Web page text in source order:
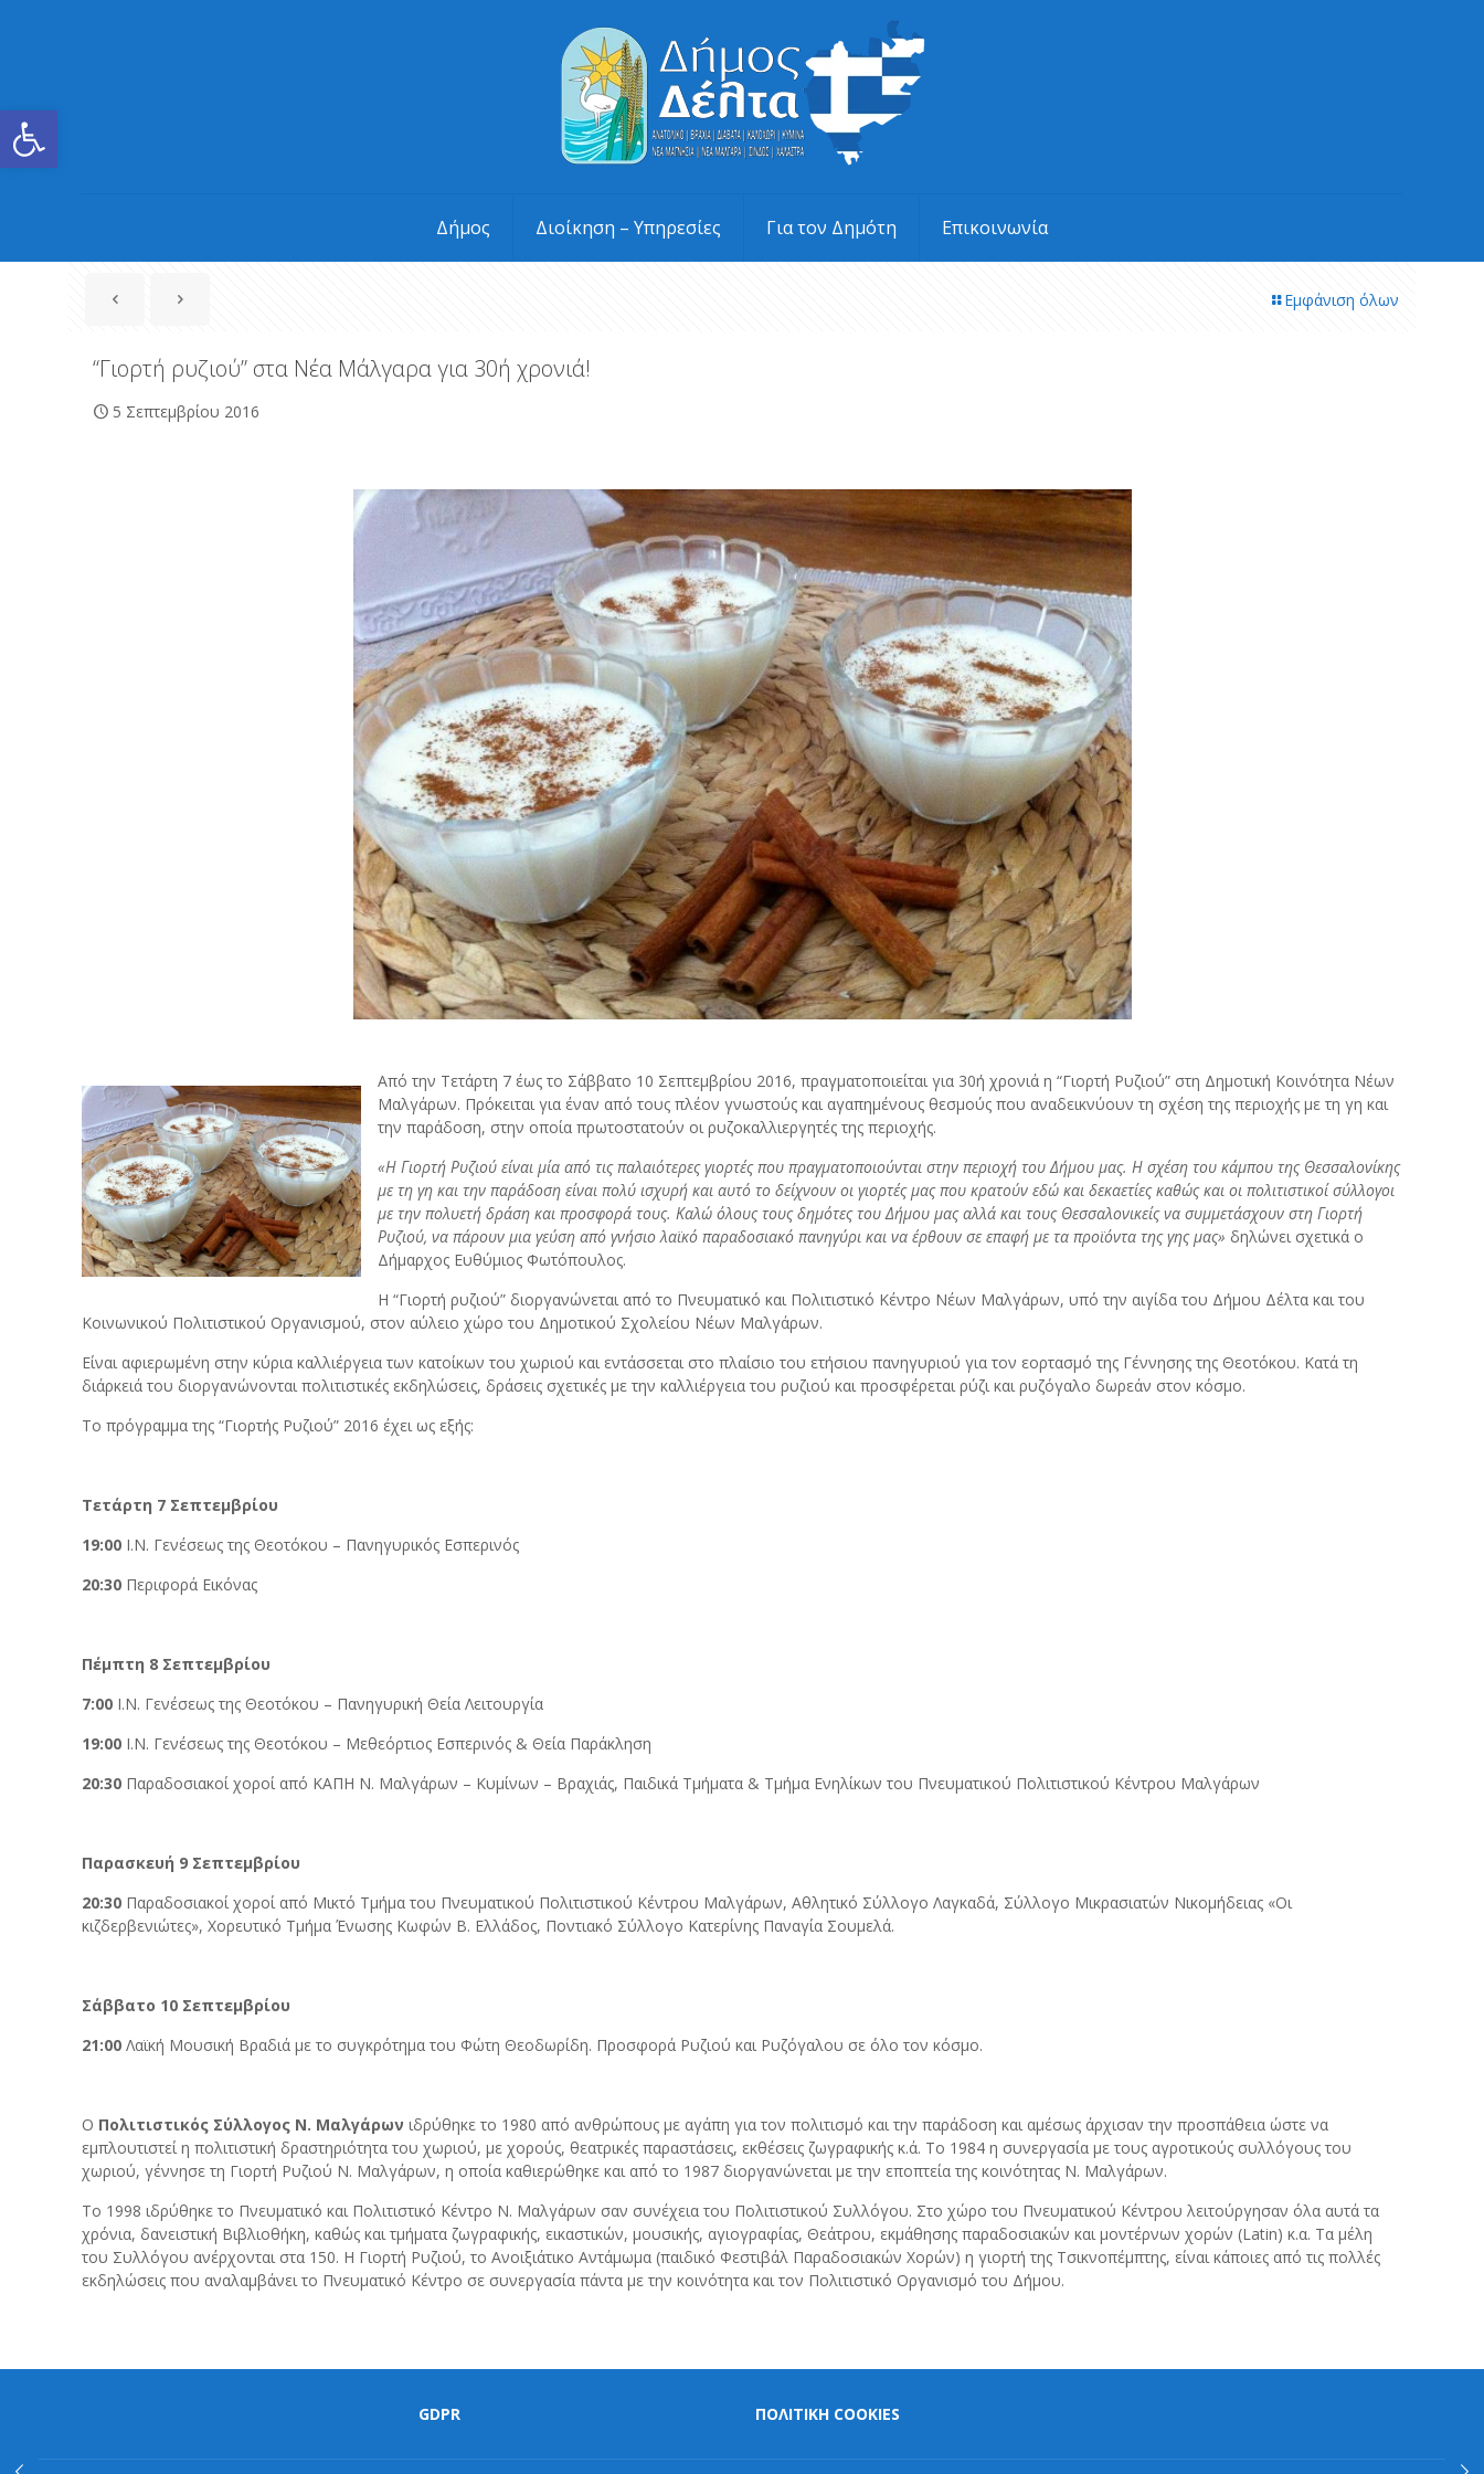
Ανοίξτε τη γραμμή εργαλείων
Δήμος Διοίκηση – Υπηρεσίες Για τον Δημότη Επικοινωνία
Εμφάνιση όλων
“Γιορτή ρυζιού” στα Νέα Μάλγαρα για 30ή χρονιά!
5 Σεπτεμβρίου 2016
Από την Τετάρτη 7 έως το Σάββατο 10 Σεπτεμβρίου 2016, πραγματοποιείται για 30ή χρονιά η “Γιορτή Ρυζιού” στη Δημοτική Κοινότητα Νέων
Μαλγάρων. Πρόκειται για έναν από τους πλέον γνωστούς και αγαπημένους θεσμούς που αναδεικνύουν τη σχέση της περιοχής με τη γη και
την παράδοση, στην οποία πρωτοστατούν οι ρυζοκαλλιεργητές της περιοχής.
«Η Γιορτή Ρυζιού είναι μία από τις παλαιότερες γιορτές που πραγματοποιούνται στην περιοχή του Δήμου μας. Η σχέση του κάμπου της Θεσσαλονίκης
με τη γη και την παράδοση είναι πολύ ισχυρή και αυτό το δείχνουν οι γιορτές μας που κρατούν εδώ και δεκαετίες καθώς και οι πολιτιστικοί σύλλογοι
με την πολυετή δράση και προσφορά τους. Καλώ όλους τους δημότες του Δήμου μας αλλά και τους Θεσσαλονικείς να συμμετάσχουν στη Γιορτή
Ρυζιού, να πάρουν μια γεύση από γνήσιο λαϊκό παραδοσιακό πανηγύρι και να έρθουν σε επαφή με τα προϊόντα της γης μας» δηλώνει σχετικά ο
Δήμαρχος Ευθύμιος Φωτόπουλος.
Η “Γιορτή ρυζιού” διοργανώνεται από το Πνευματικό και Πολιτιστικό Κέντρο Νέων Μαλγάρων, υπό την αιγίδα του Δήμου Δέλτα και του
Κοινωνικού Πολιτιστικού Οργανισμού, στον αύλειο χώρο του Δημοτικού Σχολείου Νέων Μαλγάρων.
Είναι αφιερωμένη στην κύρια καλλιέργεια των κατοίκων του χωριού και εντάσσεται στο πλαίσιο του ετήσιου πανηγυριού για τον εορτασμό της Γέννησης της Θεοτόκου. Κατά τη
διάρκειά του διοργανώνονται πολιτιστικές εκδηλώσεις, δράσεις σχετικές με την καλλιέργεια του ρυζιού και προσφέρεται ρύζι και ρυζόγαλο δωρεάν στον κόσμο.
Το πρόγραμμα της “Γιορτής Ρυζιού” 2016 έχει ως εξής:
Τετάρτη 7 Σεπτεμβρίου
19:00 Ι.Ν. Γενέσεως της Θεοτόκου – Πανηγυρικός Εσπερινός
20:30 Περιφορά Εικόνας
Πέμπτη 8 Σεπτεμβρίου
7:00 Ι.Ν. Γενέσεως της Θεοτόκου – Πανηγυρική Θεία Λειτουργία
19:00 Ι.Ν. Γενέσεως της Θεοτόκου – Μεθεόρτιος Εσπερινός & Θεία Παράκληση
20:30 Παραδοσιακοί χοροί από ΚΑΠΗ Ν. Μαλγάρων – Κυμίνων – Βραχιάς, Παιδικά Τμήματα & Τμήμα Ενηλίκων του Πνευματικού Πολιτιστικού Κέντρου Μαλγάρων
Παρασκευή 9 Σεπτεμβρίου
20:30 Παραδοσιακοί χοροί από Μικτό Τμήμα του Πνευματικού Πολιτιστικού Κέντρου Μαλγάρων, Αθλητικό Σύλλογο Λαγκαδά, Σύλλογο Μικρασιατών Νικομήδειας «Οι
κιζδερβενιώτες», Χορευτικό Τμήμα Ένωσης Κωφών Β. Ελλάδος, Ποντιακό Σύλλογο Κατερίνης Παναγία Σουμελά.
Σάββατο 10 Σεπτεμβρίου
21:00 Λαϊκή Μουσική Βραδιά με το συγκρότημα του Φώτη Θεοδωρίδη. Προσφορά Ρυζιού και Ρυζόγαλου σε όλο τον κόσμο.
Ο Πολιτιστικός Σύλλογος Ν. Μαλγάρων ιδρύθηκε το 1980 από ανθρώπους με αγάπη για τον πολιτισμό και την παράδοση και αμέσως άρχισαν την προσπάθεια ώστε να
εμπλουτιστεί η πολιτιστική δραστηριότητα του χωριού, με χορούς, θεατρικές παραστάσεις, εκθέσεις ζωγραφικής κ.ά. Το 1984 η συνεργασία με τους αγροτικούς συλλόγους του
χωριού, γέννησε τη Γιορτή Ρυζιού Ν. Μαλγάρων, η οποία καθιερώθηκε και από το 1987 διοργανώνεται με την εποπτεία της κοινότητας Ν. Μαλγάρων.
Το 1998 ιδρύθηκε το Πνευματικό και Πολιτιστικό Κέντρο Ν. Μαλγάρων σαν συνέχεια του Πολιτιστικού Συλλόγου. Στο χώρο του Πνευματικού Κέντρου λειτούργησαν όλα αυτά τα
χρόνια, δανειστική Βιβλιοθήκη, καθώς και τμήματα ζωγραφικής, εικαστικών, μουσικής, αγιογραφίας, Θεάτρου, εκμάθησης παραδοσιακών και μοντέρνων χορών (Latin) κ.α. Τα μέλη
του Συλλόγου ανέρχονται στα 150. Η Γιορτή Ρυζιού, το Ανοιξιάτικο Αντάμωμα (παιδικό Φεστιβάλ Παραδοσιακών Χορών) η γιορτή της Τσικνοπέμπτης, είναι κάποιες από τις πολλές
εκδηλώσεις που αναλαμβάνει το Πνευματικό Κέντρο σε συνεργασία πάντα με την κοινότητα και τον Πολιτιστικό Οργανισμό του Δήμου.
GDPR ΠΟΛΙΤΙΚΗ COOKIES